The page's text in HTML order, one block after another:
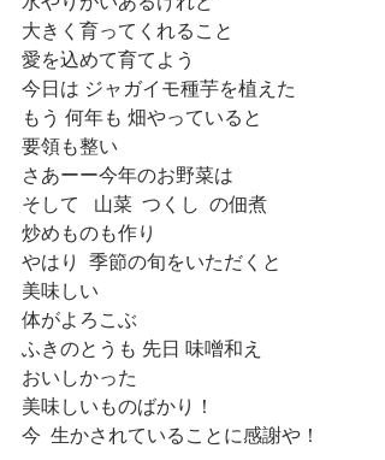
大きく育ってくれること
愛を込めて育てよう
今日は ジャガイモ種芋を植えた
もう 何年も 畑やっていると
要領も整い
さあーー今年のお野菜は
そして   山菜  つくし  の佃煮
炒めものも作り
やはり  季節の旬をいただくと
美味しい
体がよろこぶ
ふきのとうも 先日 味噌和え
おいしかった
美味しいものばかり！
今  生かされていることに感謝や！